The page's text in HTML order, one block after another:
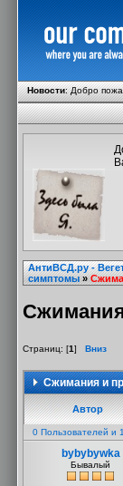
Новости:Добро
АнтиВСД.ру -
симптомы»
Страниц: [1] Вниз
Сжимания и
Автор
0 Пользователей и
bybybywka
Бывалый